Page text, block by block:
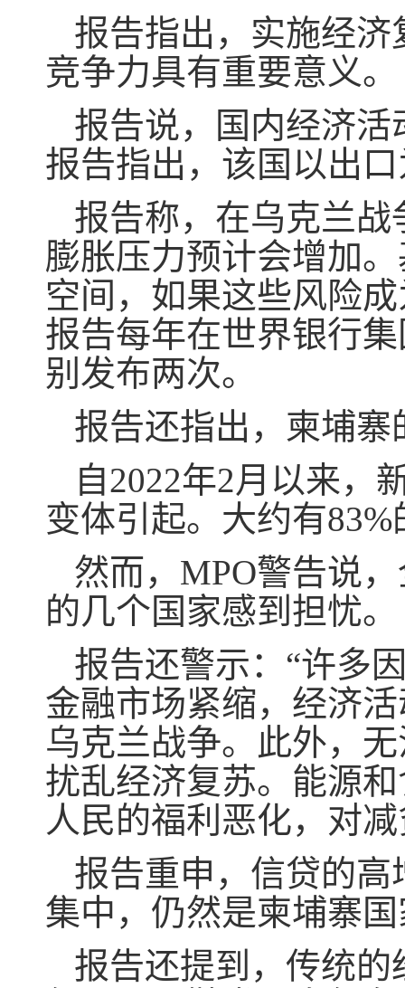
报告指出，实施经
竞争力具有重要意义。
报告说，国内经济
报告指出，该国以出
报告称，在乌克兰
膨胀压力预计会增加
空间，如果这些风险
报告每年在世界银行
别发布两次。
报告还指出，柬埔寨
自2022年2月以来，
变体引起。大约有
然而，MPO警告说
的几个国家感到担忧。
报告还警示：“许多
金融市场紧缩，经济
乌克兰战争。此外，
扰乱经济复苏。能源
人民的福利恶化，对
报告重申，信贷的
集中，仍然是柬埔寨
报告还提到，传统